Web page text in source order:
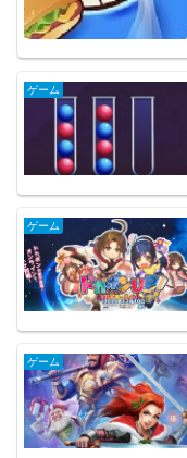
ゲーム
ゲーム
ゲーム